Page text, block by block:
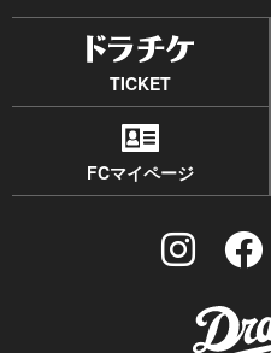
TICKET
FCマイページ